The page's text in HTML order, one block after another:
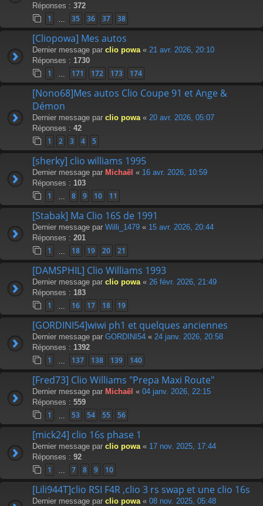
Réponses : 372
1 35 36 37 38
[Cliopowa] Mes autos
Dernier message par clio powa « 21 avr. 2026, 20:10
Réponses : 1730
1 171 172 173 174
[Nono68]Mes autos Clio Coupe 91 et Ange &
Démon
Dernier message par clio powa « 20 avr. 2026, 05:07
Réponses : 42
1 2 3 4 5
[sherky] clio williams 1995
Dernier message par Michaël « 16 avr. 2026, 10:59
Réponses : 103
1 8 9 10 11
[Stabak] Ma Clio 16S de 1991
Dernier message par Willi_1479 « 15 avr. 2026, 20:44
Réponses : 201
1 18 19 20 21
[DAMSPHIL] Clio Williams 1993
Dernier message par clio powa « 26 févr. 2026, 21:49
Réponses : 183
1 16 17 18 19
[GORDINI54]wiwi ph1 et quelques anciennes
Dernier message par GORDINI54 « 24 janv. 2026, 20:58
Réponses : 1392
1 137 138 139 140
[Fred73] Clio Williams "Prepa Maxi Route"
Dernier message par Michaël « 04 janv. 2026, 22:15
Réponses : 559
1 53 54 55 56
[mick24] clio 16s phase 1
Dernier message par clio powa « 17 nov. 2025, 17:44
Réponses : 92
1 7 8 9 10
[Lili944T]clio RSI F4R ,clio 3 rs swap et une clio 16s
Dernier message par clio powa « 08 nov. 2025, 05:48